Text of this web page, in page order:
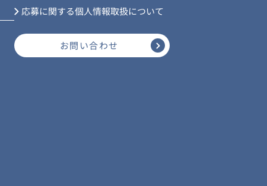
応募に関する個人情報取扱について
お問い合わせ